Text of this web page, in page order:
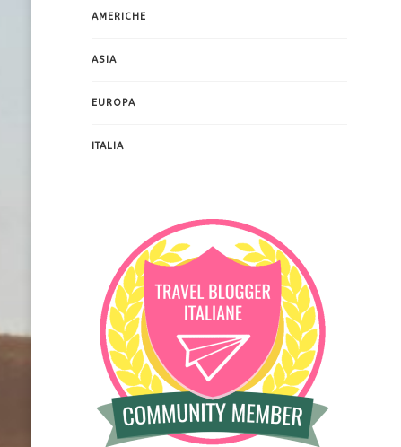
AMERICHE
ASIA
EUROPA
ITALIA